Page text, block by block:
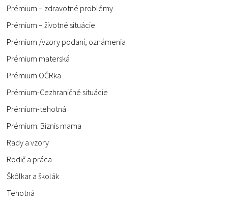
Prémium – zdravotné problémy
Prémium – životné situácie
Prémium /vzory podaní, oznámenia
Prémium materská
Prémium OČRka
Prémium-Cezhraničné situácie
Prémium-tehotná
Prémium: Biznis mama
Rady a vzory
Rodič a práca
Škôlkar a školák
Tehotná